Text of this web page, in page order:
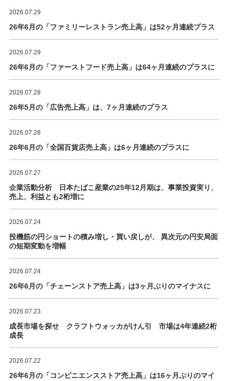
2026.07.29
26年6月の「ファミリーレストラン売上高」は52ヶ月連続プラス
2026.07.29
26年6月の「ファーストフード売上高」は64ヶ月連続のプラスに
2026.07.28
26年5月の「広告売上高」は、7ヶ月連続のプラス
2026.07.28
26年6月の「全国百貨店売上高」は6ヶ月連続のプラスに
2026.07.27
企業活動分析 日本たばこ産業の25年12月期は、事業投資実り、
売上、利益とも2桁増に
2026.07.24
投機筋の円ショートの積み増し・買い戻しが、 異次元の円安局面
の短期変動を増幅
2026.07.24
26年6月の「チェーンストア売上高」は3ヶ月ぶりのマイナスに
2026.07.23
成長市場を探せ クラフトウォッカがけん引 市場は4年連続2桁
成長
2026.07.22
26年6月の「コンビニエンスストア売上高」は16ヶ月ぶりのマイ